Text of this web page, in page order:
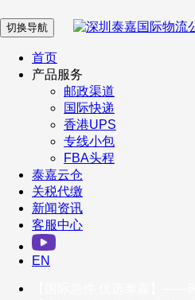
在 线 客 服
企业微信
订阅号
客户服务热线
400-098-5699
联系我们
切换导航
首页
产品服务
邮政渠道
国际快递
香港UPS
专线小包
FBA头程
泰嘉云仓
关税代缴
新闻资讯
客服中心
EN